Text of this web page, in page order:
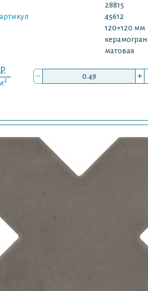
28815
45612
120×120 мм
матовая
P
2 – +